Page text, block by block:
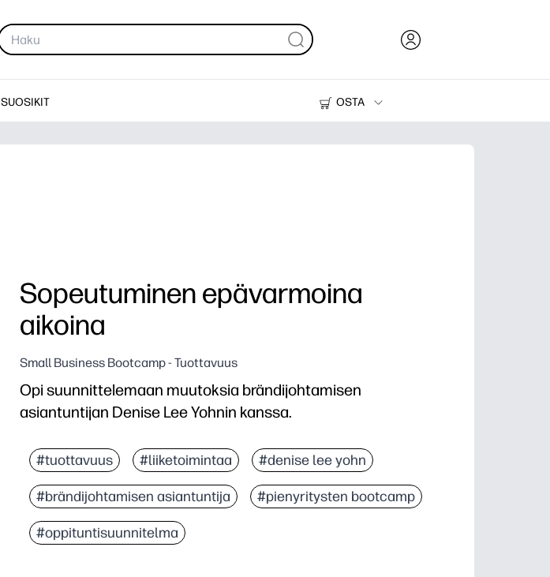
SUOSIKIT
OSTA
Tulostimet
Sopeutuminen epävarmoina
aikoina
Small Business Bootcamp - Tuottavuus
Opi suunnittelemaan muutoksia brändijohtamisen
asiantuntijan Denise Lee Yohnin kanssa.
#tuottavuus #liiketoimintaa #denise lee yohn
#brändijohtamisen asiantuntija #pienyritysten bootcamp
#oppituntisuunnitelma